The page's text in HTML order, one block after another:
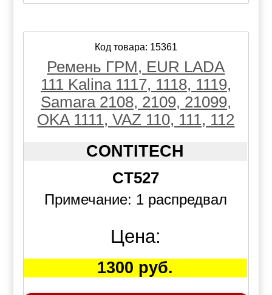
Код товара: 15361
Ремень ГРМ, EUR LADA
111 Kalina 1117, 1118, 1119,
Samara 2108, 2109, 21099,
OKA 1111, VAZ 110, 111, 112
CONTITECH
CT527
Примечание: 1 распредвал
Цена:
1300 руб.